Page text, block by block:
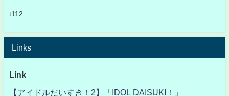
t112
Links
Link
【アイドルだいすき！2】「IDOL DAISUKI！」